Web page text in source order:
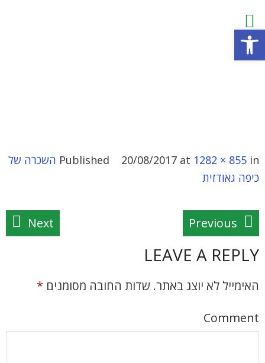
Published 20/08/2017 at 1282 × 855 in
השכרה של
כיפה גאודזית
Previous
Next
LEAVE A REPLY
האימייל לא יוצג באתר. שדות החובה מסומנים *
Comment
פתח סרגל נגישות